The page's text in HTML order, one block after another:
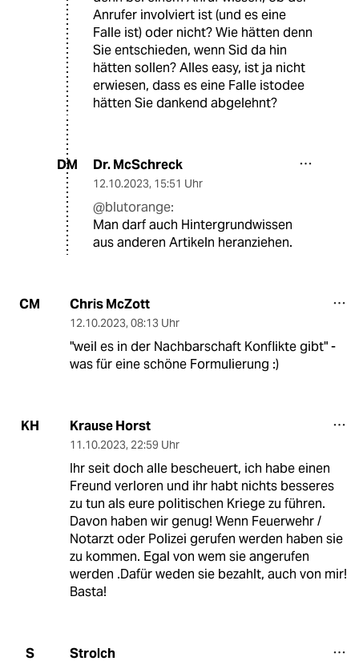
Anrufer involviert ist (und es eine
Falle ist) oder nicht? Wie hätten denn
Sie entschieden, wenn Sid da hin
hätten sollen? Alles easy, ist ja nicht
erwiesen, dass es eine Falle istodee
hätten Sie dankend abgelehnt?
DM Dr. McSchreck
12.10.2023, 15:51 Uhr
@blutorange:
Man darf auch Hintergrundwissen
aus anderen Artikeln heranziehen.
CM Chris McZott
12.10.2023, 08:13 Uhr
"weil es in der Nachbarschaft Konflikte gibt" -
was für eine schöne Formulierung :)
KH Krause Horst
11.10.2023, 22:59 Uhr
Ihr seit doch alle bescheuert, ich habe einen
Freund verloren und ihr habt nichts besseres
zu tun als eure politischen Kriege zu führen.
Davon haben wir genug! Wenn Feuerwehr /
Notarzt oder Polizei gerufen werden haben sie
zu kommen. Egal von wem sie angerufen
werden .Dafür weden sie bezahlt, auch von mir!
Basta!
S Strolch